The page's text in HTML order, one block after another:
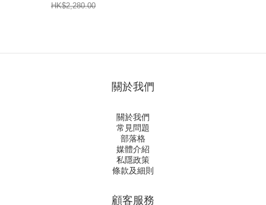
HK$2,280.00
關於我們
關於我們
常見問題
部落格
媒體介紹
私隱政策
條款及細則
顧客服務